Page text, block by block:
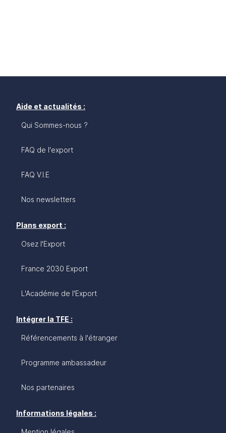
Aide et actualités :
Qui Sommes-nous ?
FAQ de l'export
FAQ V.I.E
Nos newsletters
Plans export :
Osez l'Export
France 2030 Export
L'Académie de l'Export
Intégrer la TFE :
Référencements à l'étranger
Programme ambassadeur
Nos partenaires
Informations légales :